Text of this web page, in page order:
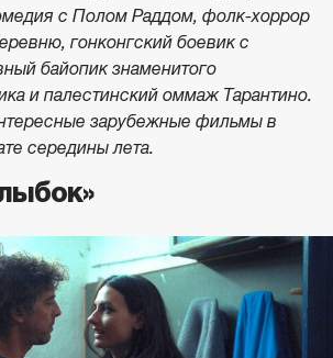
с Полом Раддом, фолк-хоррор
гонконгский боевик с
байопик знаменитого
и палестинский оммаж Тарантино.
зарубежные фильмы в
середины лета.